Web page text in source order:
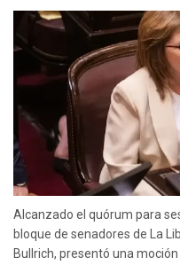
Alcanzado el quórum para
bloque de senadores de La
Bullrich, presentó una